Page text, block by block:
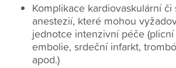
Komplikace kardiovaskulární či
anestezií, které mohou
jednotce intenzivní péče
embolie, srdeční infarkt,
apod.)